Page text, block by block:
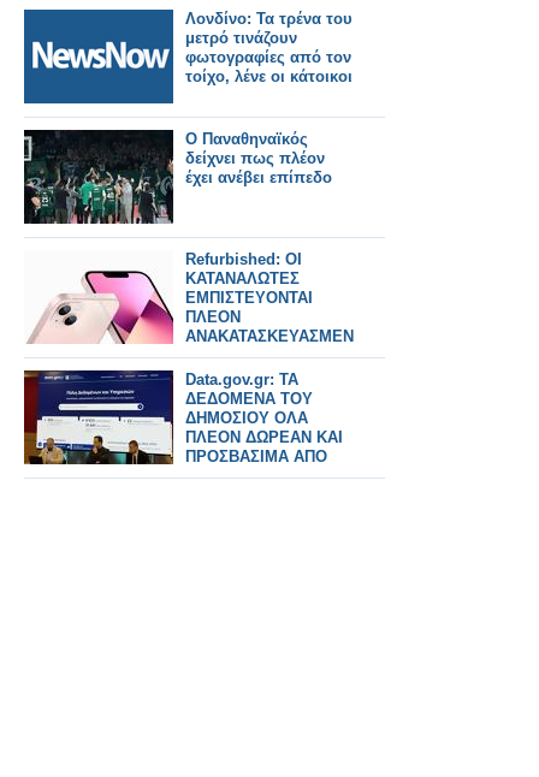
Λονδίνο: Τα τρένα του
μετρό τινάζουν
φωτογραφίες από τον
τοίχο, λένε οι κάτοικοι
Ο Παναθηναϊκός
δείχνει πως πλέον
έχει ανέβει επίπεδο
Refurbished: ΟΙ
ΚΑΤΑΝΑΛΩΤΕΣ
ΕΜΠΙΣΤΕΥΟΝΤΑΙ
ΠΛΕΟΝ
ΑΝΑΚΑΤΑΣΚΕΥΑΣΜΕΝΑ
ΚΙΝΗΤΑ ΤΟ 2026
Data.gov.gr: ΤΑ
ΔΕΔΟΜΕΝΑ ΤΟΥ
ΔΗΜΟΣΙΟΥ ΟΛΑ
ΠΛΕΟΝ ΔΩΡΕΑΝ ΚΑΙ
ΠΡΟΣΒΑΣΙΜΑ ΑΠΟ
ΤΟΥΣ ΠΟΛΙΤΕΣ